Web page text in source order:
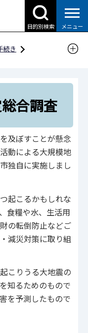
目的別検索 メニュー
続き
画
合調査
及ぼすことが懸念
動による大規模地
独自に実施しまし
起こるかもしれな
食糧や水、生活用
の転倒防止などご
減災対策に取り組
こりうる大地震の
知るためのもので
を予測したもので